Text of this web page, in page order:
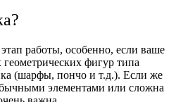
работы, особенно, если ваше
геометрических фигур типа
(шарфы, пончо и т.д.). Если же
элементами или сложна